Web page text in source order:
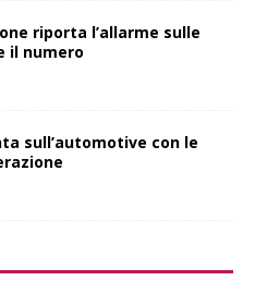
riporta l’allarme sulle
il numero
sull’automotive con le